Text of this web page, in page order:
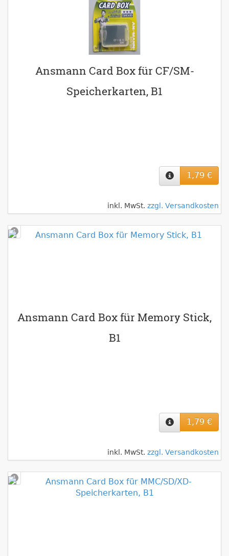
Ansmann Card Box für CF/SM-
Speicherkarten, B1
1,79 €
inkl. MwSt. zzgl. Versandkosten
Ansmann Card Box für Memory Stick,
B1
1,79 €
inkl. MwSt. zzgl. Versandkosten